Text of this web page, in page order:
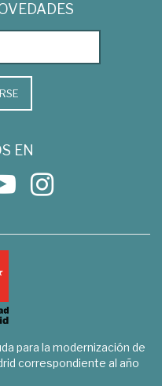
EN
para la modernización de
correspondiente al año